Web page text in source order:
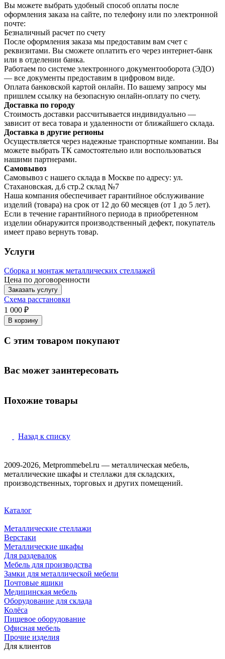
Вы можете выбрать удобный способ оплаты после
оформления заказа на сайте, по телефону или по электронной
почте:
Безналичный расчет по счету
После оформления заказа мы предоставим вам счет с
реквизитами. Вы сможете оплатить его через интернет-банк
или в отделении банка.
Работаем по системе электронного документооборота (ЭДО)
— все документы предоставим в цифровом виде.
Оплата банковской картой онлайн. По вашему запросу мы
пришлем ссылку на безопасную онлайн-оплату по счету.
Доставка по городу
Стоимость доставки рассчитывается индивидуально —
зависит от веса товара и удаленности от ближайшего склада.
Доставка в другие регионы
Осуществляется через надежные транспортные компании. Вы
можете выбрать ТК самостоятельно или воспользоваться
нашими партнерами.
Самовывоз
Самовывоз с нашего склада в Москве по адресу: ул.
Стахановская, д.6 стр.2 склад №7
Наша компания обеспечивает гарантийное обслуживание
изделий (товара) на срок от 12 до 60 месяцев (от 1 до 5 лет).
Если в течение гарантийного периода в приобретенном
изделии обнаружится производственный дефект, покупатель
имеет право вернуть товар.
Услуги
Сборка и монтаж металлических стеллажей
Цена по договоренности
Заказать услугу
Схема расстановки
1 000 ₽
В корзину
С этим товаром покупают
Вас может заинтересовать
Похожие товары
Назад к списку
2009-2026, Metprommebel.ru — металлическая мебель,
металлические шкафы и стеллажи для складских,
производственных, торговых и других помещений.
Каталог
Металлические стеллажи
Верстаки
Металлические шкафы
Для раздевалок
Мебель для производства
Замки для металлической мебели
Почтовые ящики
Медицинская мебель
Оборудование для склада
Колёса
Пищевое оборудование
Офисная мебель
Прочие изделия
Для клиентов